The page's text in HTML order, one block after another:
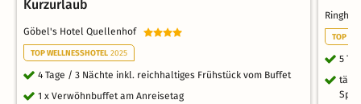
Kurzurlaub
Göbel's Hotel Quellenhof
TOP WELLNESSHOTEL 2025
4 Tage / 3 Nächte inkl. reichhaltiges Frühstück vom Buffet
1 x Verwöhnbuffet am Anreisetag
TOP
5